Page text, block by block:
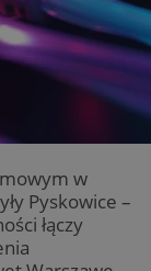
w
Pyskowice –
łączy